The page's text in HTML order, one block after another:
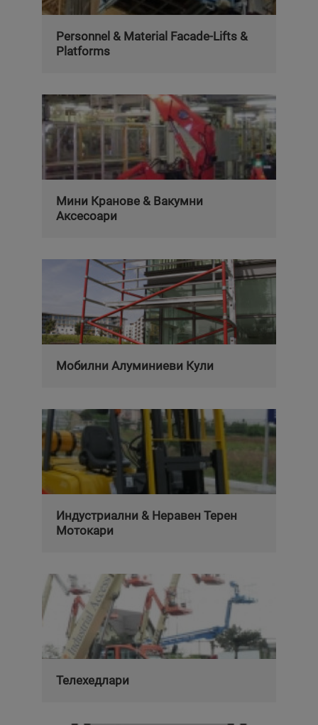
Personnel & Material Facade-Lifts &
Platforms
Мини Кранове & Вакумни
Аксесоари
Мобилни Алуминиеви Кули
Индустриални & Неравен Терен
Мотокари
Телехедлари